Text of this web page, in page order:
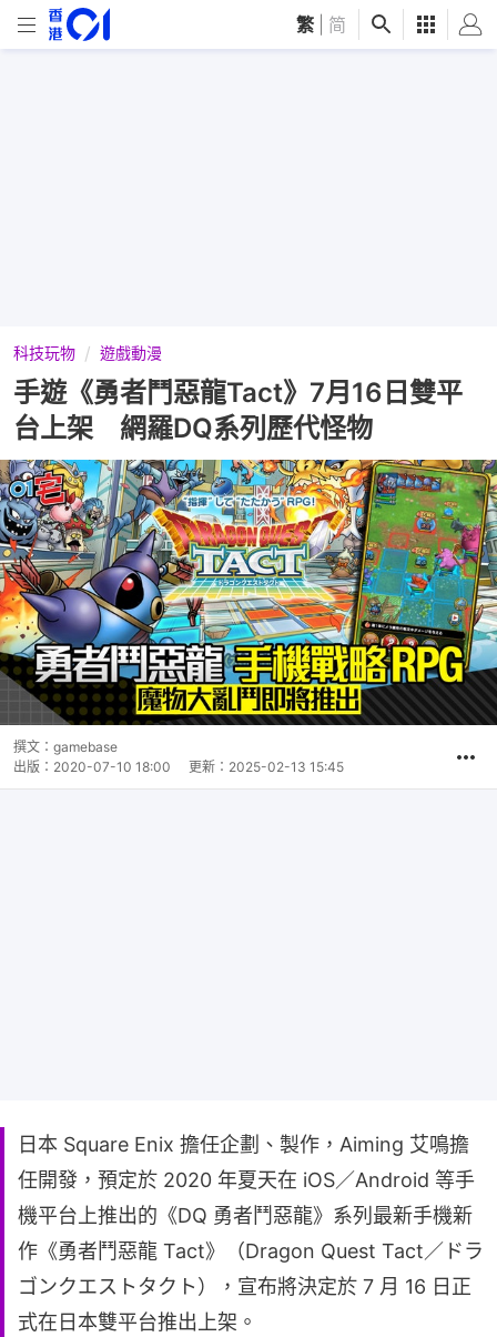
繁 简
科技玩物 遊戲動漫
手遊《勇者鬥惡龍Tact》7月16日雙平
台上架 網羅DQ系列歷代怪物
撰文： gamebase
出版： 2020-07-10 18:00 更新： 2025-02-13 15:45
日本 Square Enix 擔任企劃、製作，Aiming 艾鳴擔
任開發，預定於 2020 年夏天在 iOS／Android 等手
機平台上推出的《DQ 勇者鬥惡龍》系列最新手機新
作《勇者鬥惡龍 Tact》（Dragon Quest Tact／ドラ
ゴンクエストタクト），宣布將決定於 7 月 16 日正
式在日本雙平台推出上架。